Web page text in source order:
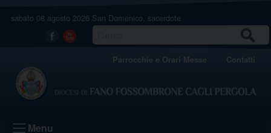
sabato 08 agosto 2026 San Domenico, sacerdote
Facebook
Youtube
Parrocchie e Orari Messe Contatti
Menu